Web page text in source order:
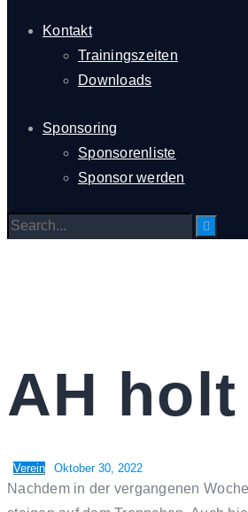
Kontakt
Trainingszeiten
Downloads
Sponsoring
Sponsorenliste
Sponsor werden
AH
Verein Oktober 30, 2022
Nachdem in der vergangenen